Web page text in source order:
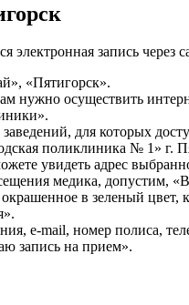
электронная запись
«Пятигорск».
нужно осуществить
для которых
поликлиника № 1» г.
увидеть адрес
медика, допустим,
в зеленый цвет,
e-mail, номер полиса,
запись на прием».